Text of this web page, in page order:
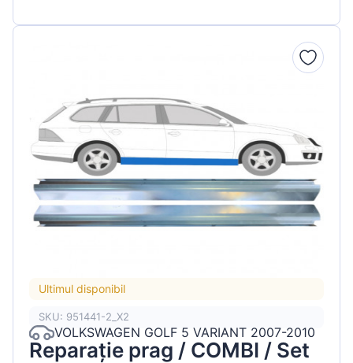
Ultimul disponibil
SKU: 951441-2_X2
VOLKSWAGEN GOLF 5 VARIANT 2007-2010
Reparație prag / COMBI / Set